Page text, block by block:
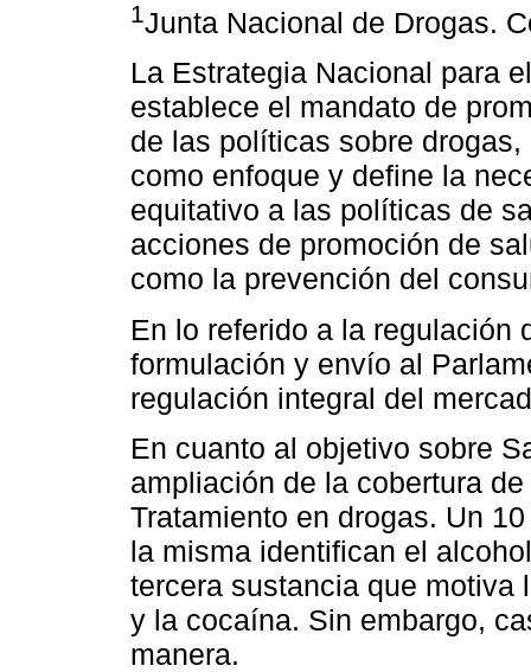
1Junta Nacional de Drogas.
La Estrategia Nacional para
establece el mandato de
de las políticas sobre
como enfoque y define la
equitativo a las políticas de
acciones de promoción de
como la prevención del
En lo referido a la regulación
formulación y envío al
regulación integral del
En cuanto al objetivo sobre
ampliación de la cobertura
Tratamiento en drogas. Un
la misma identifican el
tercera sustancia que motiva
y la cocaína. Sin embargo,
manera.